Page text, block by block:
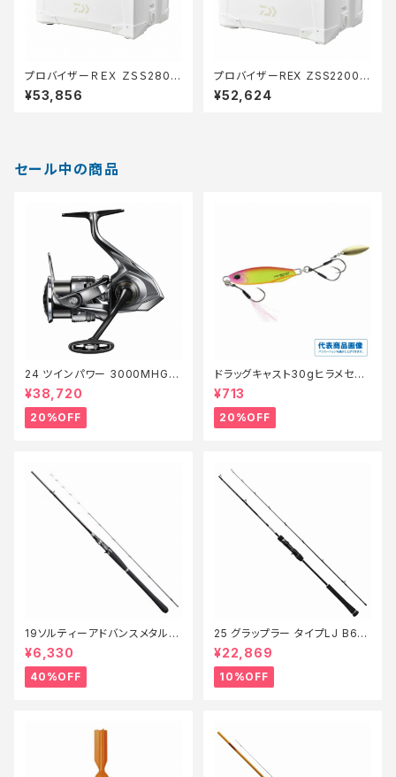
プロバイザーＲＥＸ ＺＳＳ2800
ゴールド
¥53,856
プロバイザーREX ＺSS2200
ゴールド
¥52,624
セール中の商品
24 ツインパワー 3000MHG
【特価リール】【20】
¥38,720
20%OFF
ドラッグキャスト30gヒラメセレ
クション【特価ルアー】【20】
¥713
20%OFF
19ソルティーアドバンスメタルス
ッテ B66MLS【特価竿】【40】
¥6,330
40%OFF
25 グラップラー タイプLJ B63-
3【継続セール_ロッド】【10】
¥22,869
10%OFF